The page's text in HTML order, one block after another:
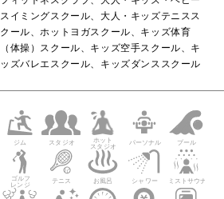
スイミングスクール、大人・キッズテニスス
クール、ホットヨガスクール、キッズ体育
（体操）スクール、キッズ空手スクール、キ
ッズバレエスクール、キッズダンススクール